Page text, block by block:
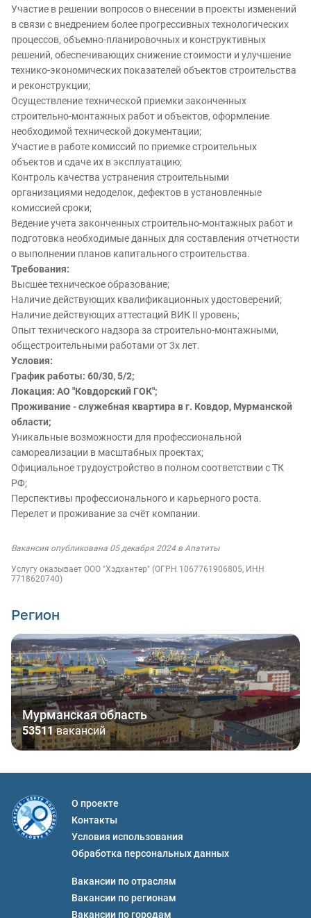
Участие в решении вопросов о внесении в проекты изменений
в связи с внедрением более прогрессивных технологических
процессов, объемно-планировочных и конструктивных
решений, обеспечивающих снижение стоимости и улучшение
технико-экономических показателей объектов строительства
и реконструкции;
Осуществление технической приемки законченных
строительно-монтажных работ и объектов, оформление
необходимой технической документации;
Участие в работе комиссий по приемке строительных
объектов и сдаче их в эксплуатацию;
Контроль качества устранения строительными
организациями недоделок, дефектов в установленные
комиссией сроки;
Ведение учета законченных строительно-монтажных работ и
подготовка необходимые данных для составления отчетности
о выполнении планов капитального строительства.
Требования:
Высшее техническое образование;
Наличие действующих квалификационных удостоверений;
Наличие действующих аттестаций ВИК II уровень;
Опыт технического надзора за строительно-монтажными,
общестроительными работами от 3х лет.
Условия:
График работы: 60/30, 5/2;
Локация: АО "Ковдорский ГОК";
Проживание - служебная квартира в г. Ковдор, Мурманской
области;
Уникальные возможности для профессиональной
самореализации в масштабных проектах;
Официальное трудоустройство в полном соответствии с ТК
РФ;
Перспективы профессионального и карьерного роста.
Перелет и проживание за счёт компании.
Вакансия опубликована 05 декабря 2024 в Апатиты
Услугу оказывает ООО "Хэдхантер" (ОГРН 1067761906805, ИНН
7718620740)
Регион
Мурманская область
53511вакансий
О проекте
Контакты
Условия использования
Обработка персональных данных
Вакансии по отраслям
Вакансии по регионам
Вакансии по городам